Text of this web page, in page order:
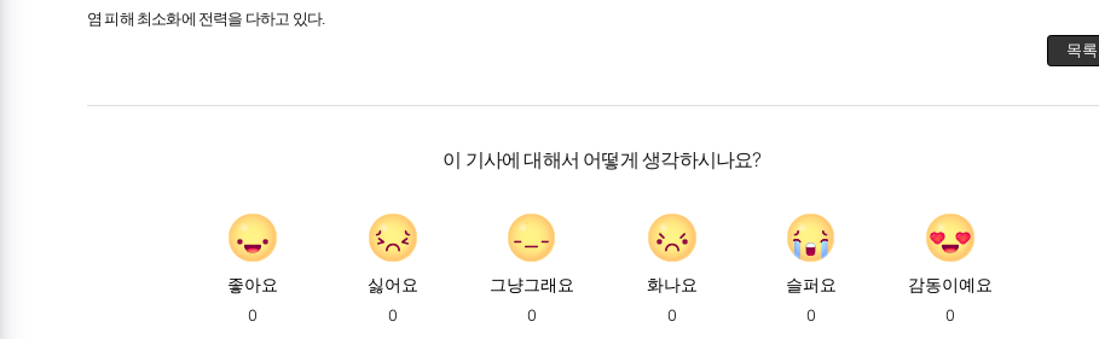
염 피해 최소화에 전력을 다하고 있다.
목록
이 기사에 대해서 어떻게 생각하시나요?
좋아요
0
싫어요
0
그냥그래요
0
화나요
0
슬퍼요
0
감동이예요
0